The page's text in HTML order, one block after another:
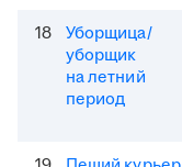
18
Уборщица/
уборщик
на летний
период